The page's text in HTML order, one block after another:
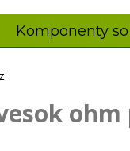
Komponenty